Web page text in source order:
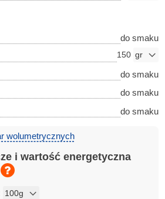
do smaku
150
do smaku
do smaku
do smaku
wolumetrycznych
i wartość energetyczna